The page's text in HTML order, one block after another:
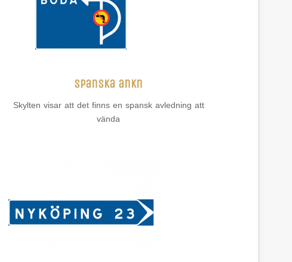
Spanska ankn
Skylten visar att det finns en spansk avledning att
vända